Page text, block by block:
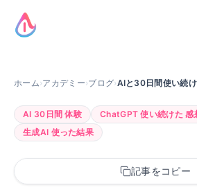
ホーム›アカデミー›ブログ›AIと30日間使い続
AI 30日間 体験 ChatGPT 使い続けた 感
生成AI 使った結果
記事をコピー